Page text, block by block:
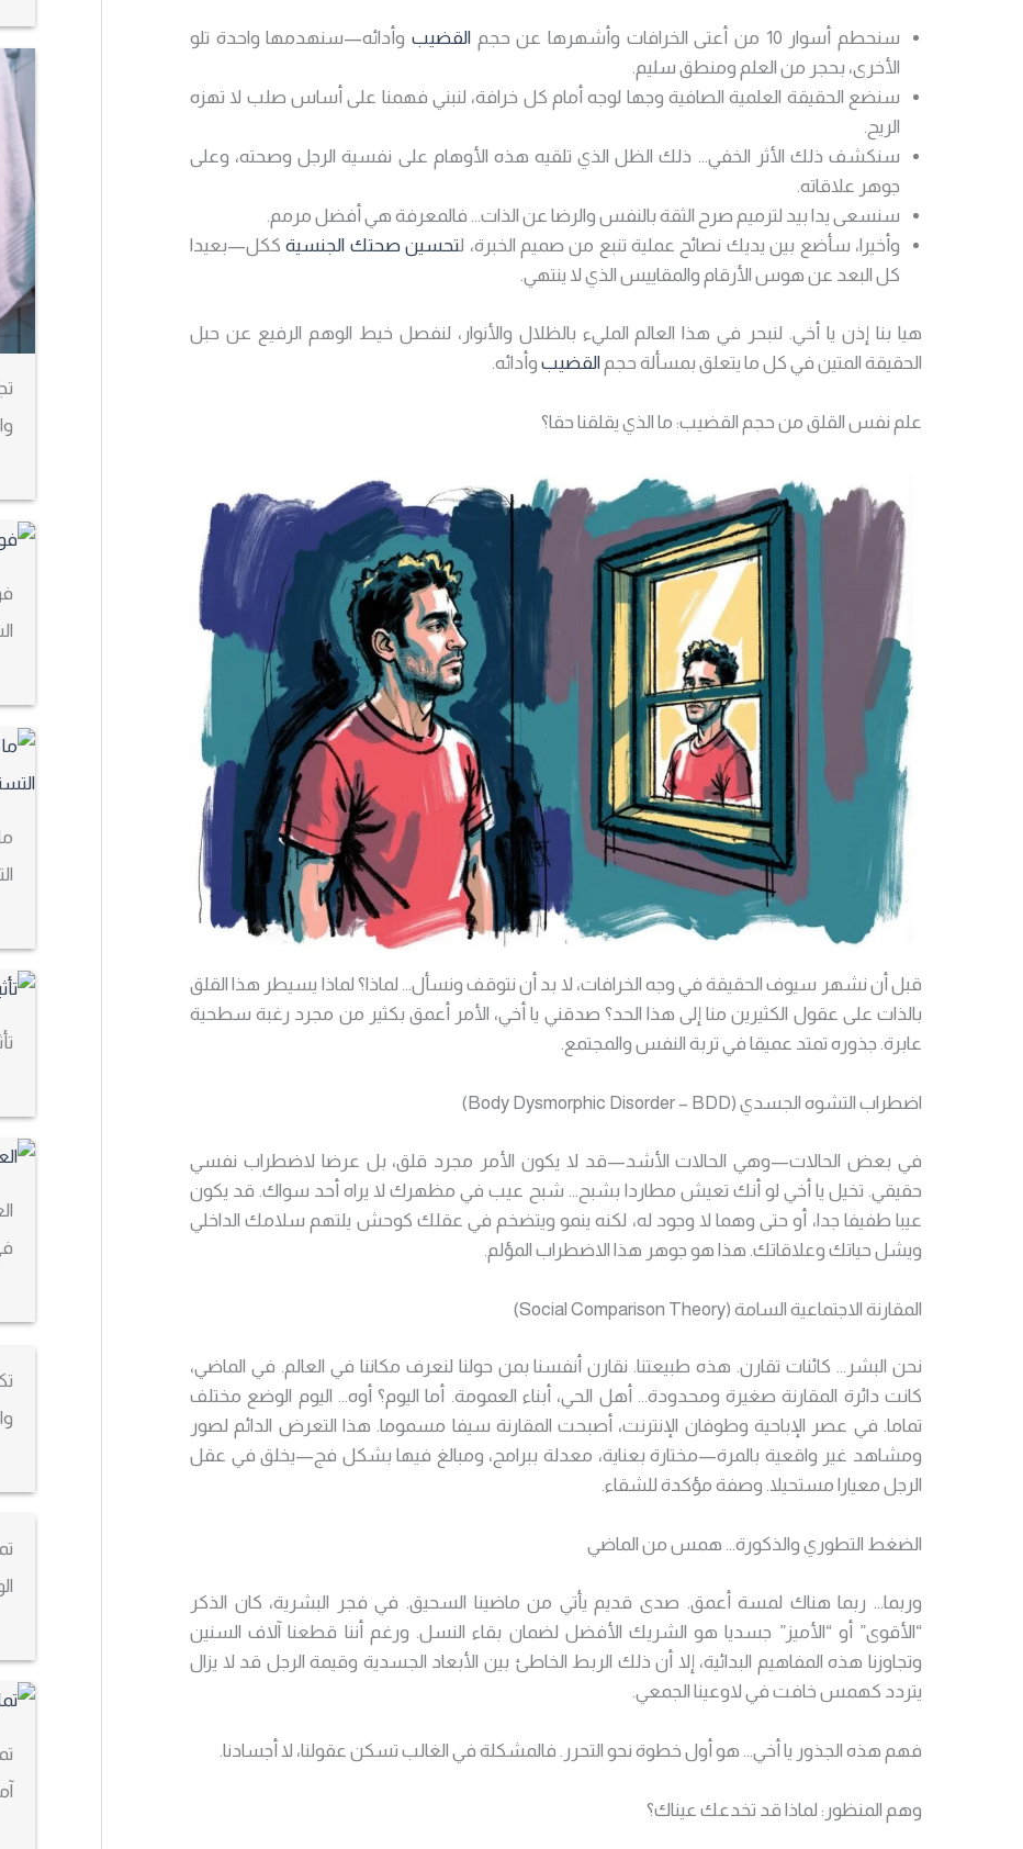
سنحطم أسوار 10 من أعتى الخرافات وأشهرها عن حجم القضيب وأدائه—سنهدمها واحدة تلو
الأخرى، بحجر من العلم ومنطق سليم.
سنضع الحقيقة العلمية الصافية وجها لوجه أمام كل خرافة، لنبني فهمنا على أساس صلب لا تهزه
الريح.
سنكشف ذلك الأثر الخفي… ذلك الظل الذي تلقيه هذه الأوهام على نفسية الرجل وصحته، وعلى
جوهر علاقاته.
سنسعى يدا بيد لترميم صرح الثقة بالنفس والرضا عن الذات… فالمعرفة هي أفضل مرمم.
وأخيرا، سأضع بين يديك نصائح عملية تنبع من صميم الخبرة، لتحسين صحتك الجنسيةككل—بعيدا
كل البعد عن هوس الأرقام والمقاييس الذي لا ينتهي.
هيا بنا إذن يا أخي. لنبحر في هذا العالم المليء بالظلال والأنوار، لنفصل خيط الوهم الرفيع عن حبل
الحقيقة المتين في كل ما يتعلق بمسألة حجم القضيب وأدائه.
علم نفس القلق من حجم القضيب: ما الذي يقلقنا حقا؟
قبل أن نشهر سيوف الحقيقة في وجه الخرافات، لا بد أن نتوقف ونسأل… لماذا؟ لماذا يسيطر هذا القلق
بالذات على عقول الكثيرين منا إلى هذا الحد؟ صدقني يا أخي، الأمر أعمق بكثير من مجرد رغبة سطحية
عابرة. جذوره تمتد عميقا في تربة النفس والمجتمع.
اضطراب التشوه الجسدي (Body Dysmorphic Disorder – BDD)
في بعض الحالات—وهي الحالات الأشد—قد لا يكون الأمر مجرد قلق، بل عرضا لاضطراب نفسي
حقيقي. تخيل يا أخي لو أنك تعيش مطاردا بشبح… شبح عيب في مظهرك لا يراه أحد سواك. قد يكون
عيبا طفيفا جدا، أو حتى وهما لا وجود له، لكنه ينمو ويتضخم في عقلك كوحش يلتهم سلامك الداخلي
ويشل حياتك وعلاقاتك. هذا هو جوهر هذا الاضطراب المؤلم.
المقارنة الاجتماعية السامة (Social Comparison Theory)
نحن البشر… كائنات تقارن. هذه طبيعتنا. نقارن أنفسنا بمن حولنا لنعرف مكاننا في العالم. في الماضي،
كانت دائرة المقارنة صغيرة ومحدودة… أهل الحي، أبناء العمومة. أما اليوم؟ أوه… اليوم الوضع مختلف
تماما. في عصر الإباحية وطوفان الإنترنت، أصبحت المقارنة سيفا مسموما. هذا التعرض الدائم لصور
ومشاهد غير واقعية بالمرة—مختارة بعناية، معدلة ببرامج، ومبالغ فيها بشكل فج—يخلق في عقل
الرجل معيارا مستحيلا. وصفة مؤكدة للشقاء.
الضغط التطوري والذكورة… همس من الماضي
وربما… ربما هناك لمسة أعمق. صدى قديم يأتي من ماضينا السحيق. في فجر البشرية، كان الذكر
“الأقوى” أو “الأميز” جسديا هو الشريك الأفضل لضمان بقاء النسل. ورغم أننا قطعنا آلاف السنين
وتجاوزنا هذه المفاهيم البدائية، إلا أن ذلك الربط الخاطئ بين الأبعاد الجسدية وقيمة الرجل قد لا يزال
يتردد كهمس خافت في لاوعينا الجمعي.
فهم هذه الجذور يا أخي… هو أول خطوة نحو التحرر. فالمشكلة في الغالب تسكن عقولنا، لا أجسادنا.
وهم المنظور: لماذا قد تخدعك عيناك؟
في